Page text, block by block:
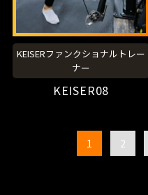
KEISERファンクショナルトレー
ナー
KEISER08
1 2